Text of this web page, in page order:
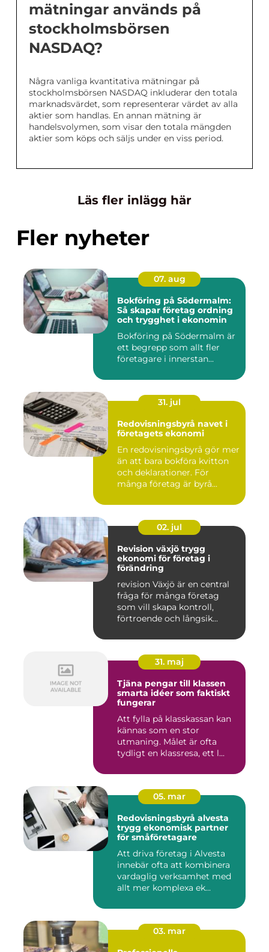
mätningar används på
stockholmsbörsen
NASDAQ?
Några vanliga kvantitativa mätningar på
stockholmsbörsen NASDAQ inkluderar den totala
marknadsvärdet, som representerar värdet av alla
aktier som handlas. En annan mätning är
handelsvolymen, som visar den totala mängden
aktier som köps och säljs under en viss period.
Läs fler inlägg här
Fler nyheter
07. aug
Bokföring på Södermalm:
Så skapar företag ordning
och trygghet i ekonomin
Bokföring på Södermalm är
ett begrepp som allt fler
företagare i innerstan...
31. jul
Redovisningsbyrå navet i
företagets ekonomi
En redovisningsbyrå gör mer
än att bara bokföra kvitton
och deklarationer. För
många företag är byrå...
02. jul
Revision växjö trygg
ekonomi för företag i
förändring
revision Växjö är en central
fråga för många företag
som vill skapa kontroll,
förtroende och långsik...
31. maj
Tjäna pengar till klassen
smarta idéer som faktiskt
fungerar
Att fylla på klasskassan kan
kännas som en stor
utmaning. Målet är ofta
tydligt en klassresa, ett l...
05. mar
Redovisningsbyrå alvesta
trygg ekonomisk partner
för småföretagare
Att driva företag i Alvesta
innebär ofta att kombinera
vardaglig verksamhet med
allt mer komplexa ek...
03. mar